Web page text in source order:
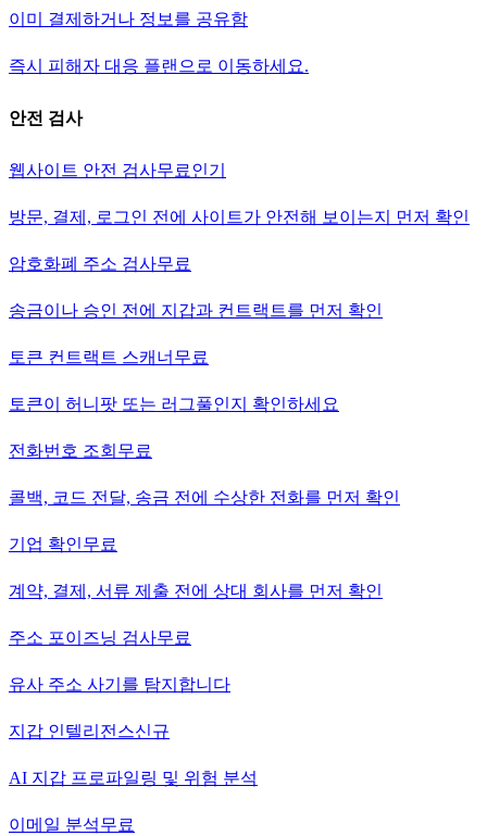
이미 결제하거나 정보를 공유함
즉시 피해자 대응 플랜으로 이동하세요.
안전 검사
웹사이트 안전 검사무료인기
방문, 결제, 로그인 전에 사이트가 안전해 보이는지 먼저 확인
암호화폐 주소 검사무료
송금이나 승인 전에 지갑과 컨트랙트를 먼저 확인
토큰 컨트랙트 스캐너 무료
토큰이 허니팟 또는 러그풀인지 확인하세요
전화번호 조회 무료
콜백, 코드 전달, 송금 전에 수상한 전화를 먼저 확인
기업 확인무료
계약, 결제, 서류 제출 전에 상대 회사를 먼저 확인
주소 포이즈닝 검사무료
유사 주소 사기를 탐지합니다
지갑 인텔리전스신규
AI 지갑 프로파일링 및 위험 분석
이메일 분석무료